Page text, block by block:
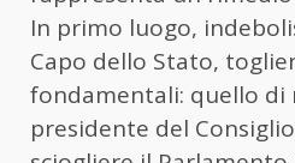
In primo luogo,
Capo dello Stato,
fondamentali: quello di
presidente del